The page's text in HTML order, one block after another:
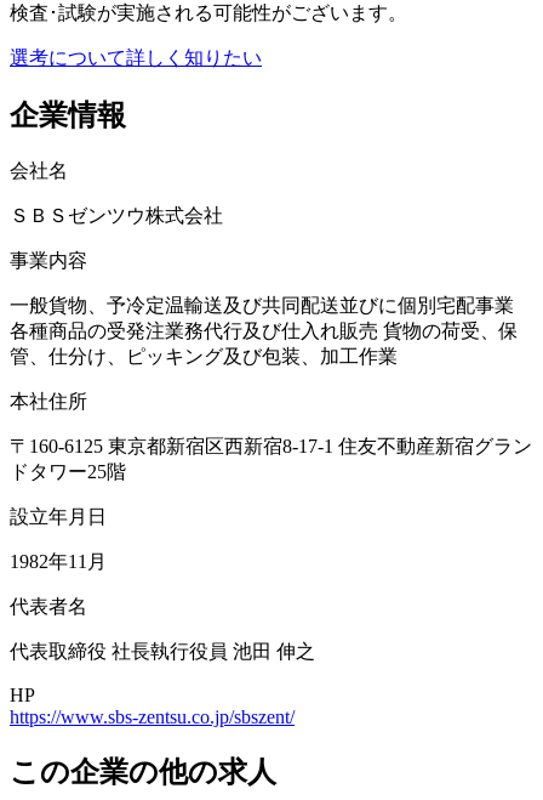
検査･試験が実施される可能性がございます。
選考について詳しく知りたい
企業情報
会社名
ＳＢＳゼンツウ株式会社
事業内容
一般貨物、予冷定温輸送及び共同配送並びに個別宅配事業
各種商品の受発注業務代行及び仕入れ販売 貨物の荷受、保
管、仕分け、ピッキング及び包装、加工作業
本社住所
〒160-6125 東京都新宿区西新宿8-17-1 住友不動産新宿グラン
ドタワー25階
設立年月日
1982年11月
代表者名
代表取締役 社長執行役員 池田 伸之
HP
https://www.sbs-zentsu.co.jp/sbszent/
この企業の他の求人